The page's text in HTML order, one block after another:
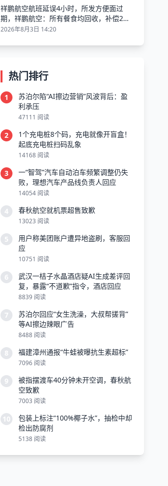
祥鹏航空航班延误4小时，所发方便面过
期，祥鹏航空：所有餐食均回收，补偿200
元并致歉
2026年8月3日 14:20
热门排行
1
苏泊尔陷“AI擦边营销”风波背后：盈
利承压
47111 阅读
2
1个充电桩8个码，充电就像开盲盒！
起底充电桩扫码乱象
14168 阅读
3
一“智驾”汽车自动泊车频繁调整仍失
败，理想汽车产品线负责人回应
14054 阅读
4 春秋航空就机票超售致歉
13023 阅读
5
用户称美团账户遭异地盗刷，客服回
应
10751 阅读
6
武汉一桔子水晶酒店疑AI生成差评回
复，暴露“不道歉”指令，酒店回应
8839 阅读
7
苏泊尔回应“女生洗澡，大叔帮搓背”
等AI擦边辣眼广告
8488 阅读
8 福建漳州通报“牛蛙被曝抗生素超标”
7096 阅读
9
被指摆渡车40分钟未开空调，春秋航
空致歉
7003 阅读
10
包装上标注“100%椰子水”，抽检中却
检出防腐剂
5138 阅读